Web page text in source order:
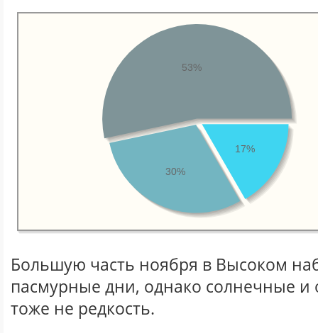
17%
30%
53%
Большую часть ноября в Высоком
пасмурные дни, однако солнечные
тоже не редкость.